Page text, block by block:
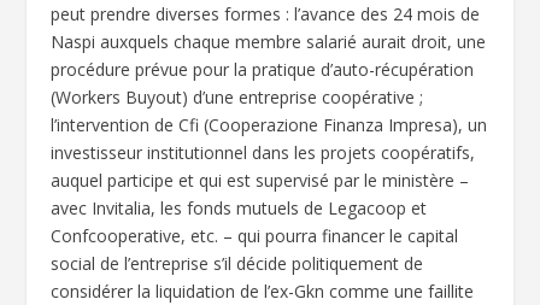
peut prendre diverses formes : l’avance des 24 mois de
Naspi auxquels chaque membre salarié aurait droit, une
procédure prévue pour la pratique d’auto-récupération
(Workers Buyout) d’une entreprise coopérative ;
l’intervention de Cfi (Cooperazione Finanza Impresa), un
investisseur institutionnel dans les projets coopératifs,
auquel participe et qui est supervisé par le ministère –
avec Invitalia, les fonds mutuels de Legacoop et
Confcooperative, etc. – qui pourra financer le capital
social de l’entreprise s’il décide politiquement de
considérer la liquidation de l’ex-Gkn comme une faillite